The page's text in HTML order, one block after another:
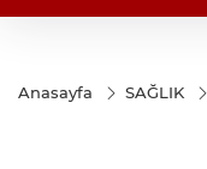
Anasayfa SAĞLIK